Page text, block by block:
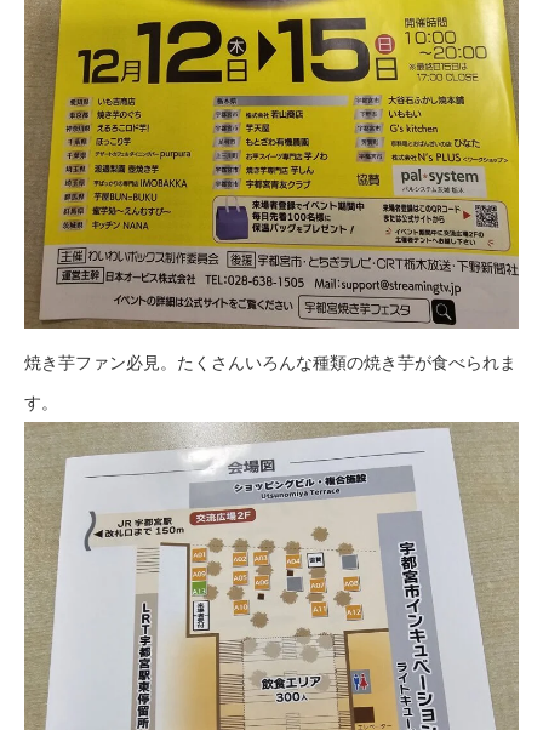
焼き芋ファン必見。たくさんいろんな種類の焼き芋が食べられま
す。